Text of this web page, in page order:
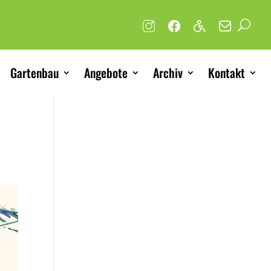
Gartenbau Angebote Archiv Kontakt